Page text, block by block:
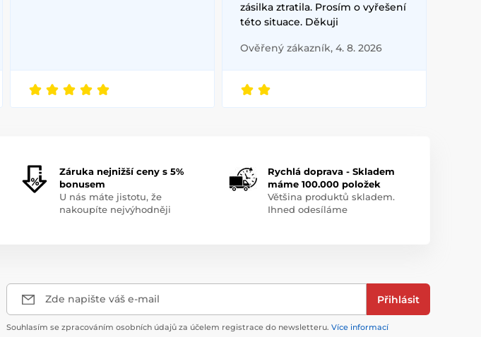
zásilka ztratila. Prosím o vyřešení
této situace. Děkuji
Ověřený zákazník, 4. 8. 2026
Záruka nejnižší ceny s 5%
bonusem
U nás máte jistotu, že
nakoupíte nejvýhodněji
Rychlá doprava - Skladem
máme 100.000 položek
Většina produktů skladem.
Ihned odesíláme
Zde napište váš e-mail Přihlásit
Souhlasím se zpracováním osobních údajů za účelem registrace do newsletteru. Více informací